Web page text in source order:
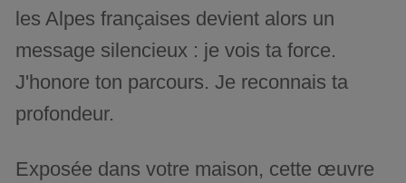
les Alpes françaises devient alors un
message silencieux : je vois ta force.
J'honore ton parcours. Je reconnais ta
profondeur.
Exposée dans votre maison, cette œuvre